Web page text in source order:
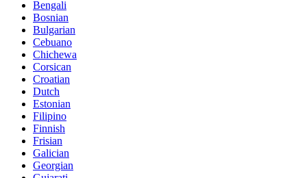
Bengali
Bosnian
Bulgarian
Cebuano
Chichewa
Corsican
Croatian
Dutch
Estonian
Filipino
Finnish
Frisian
Galician
Georgian